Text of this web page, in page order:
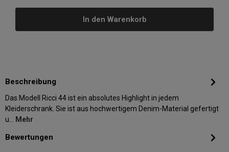
In den Warenkorb
Beschreibung
Das Modell Ricci 44 ist ein absolutes Highlight in jedem
Kleiderschrank. Sie ist aus hochwertigem Denim-Material gefertigt
u…
Mehr
Bewertungen